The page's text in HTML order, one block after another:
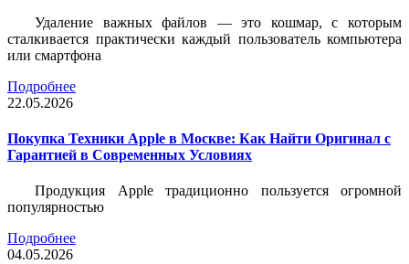
Удаление важных файлов — это кошмар, с которым
сталкивается практически каждый пользователь компьютера
или смартфона
Подробнее
22.05.2026
Покупка Техники Apple в Москве: Как Найти Оригинал с
Гарантией в Современных Условиях
Продукция Apple традиционно пользуется огромной
популярностью
Подробнее
04.05.2026